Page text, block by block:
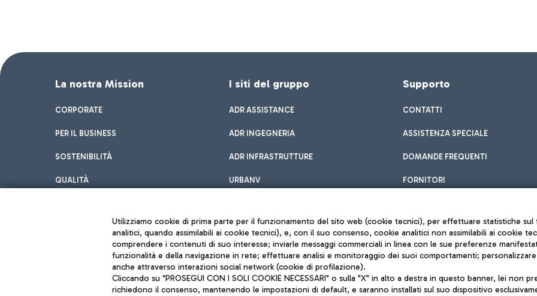
La nostra Mission
CORPORATE
PER IL BUSINESS
SOSTENIBILITÀ
QUALITÀ
I siti del gruppo
ADR ASSISTANCE
ADR INGEGNERIA
ADR INFRASTRUTTURE
URBANV
Supporto
CONTATTI
ASSISTENZA SPECIALE
DOMANDE FREQUENTI
FORNITORI
Note legali
Utilizziamo cookie di prima parte per il funzionamento del sito web (cookie tecnici), per effettuare statistiche
analitici, quando assimilabili ai cookie tecnici), e, con il suo consenso, cookie analitici non assimilabili ai cookie
comprendere i contenuti di suo interesse; inviarle messaggi commerciali in linea con le sue preferenze
funzionalità e della navigazione in rete; effettuare analisi e monitoraggio dei suoi comportamenti;
anche attraverso interazioni social network (cookie di profilazione).
Cliccando su "PROSEGUI CON I SOLI COOKIE NECESSARI" o sulla "X" in alto a destra in questo banner, lei non
richiedono il consenso, mantenendo le impostazioni di default, e saranno installati sul suo dispositivo